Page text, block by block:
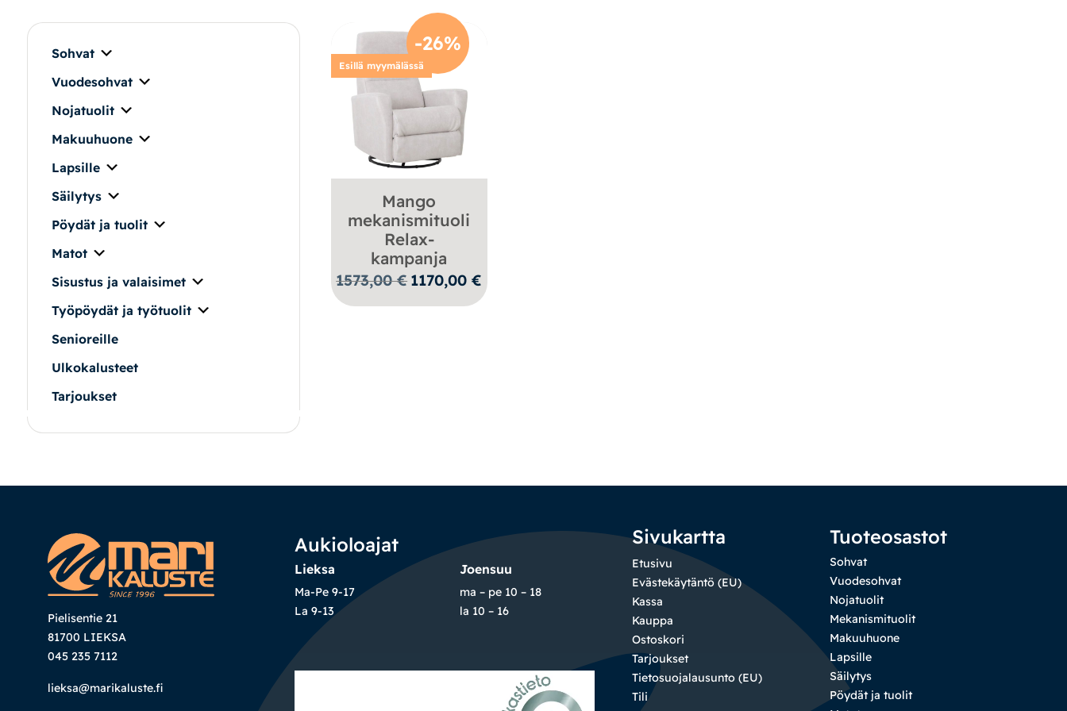
Pöydät ja tuolit
Säilytys
Työpöydät ja työtuolit
Matot
Ulkokalusteet
Valaisimet
Vuodesohvat
Senioreille
Sohvat
Vuodesohvat
Nojatuolit
Makuuhuone
Lapsille
Säilytys
Pöydät ja tuolit
Matot
Sisustus ja valaisimet
Työpöydät ja työtuolit
Senioreille
Ulkokalusteet
Tarjoukset
-26%
Esillä myymälässä
Mango
mekanismituoli
Relax-
kampanja
1573,00€ Alkuperäinen
1170,00€
hinta
Pielisentie 21
81700 LIEKSA
045 235 7112
lieksa@marikaluste.fi
Aukioloajat
Lieksa
Ma-Pe 9-17
La 9-13
Joensuu
ma – pe 10 – 18
la 10 – 16
Sivukartta
Etusivu
Evästekäytäntö (EU)
Kassa
Kauppa
Ostoskori
Tarjoukset
Tietosuojalausunto (EU)
Tili
Tuoteosastot
Sohvat
Vuodesohvat
Nojatuolit
Mekanismituolit
Makuuhuone
Lapsille
Säilytys
Pöydät ja tuolit